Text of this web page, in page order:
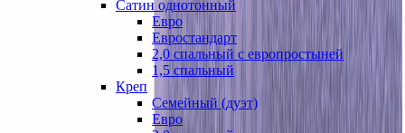
Сатин однотонный
Евро
Евростандарт
2,0 спальный с европростыней
1,5 спальный
Креп
Семейный (дуэт)
Евро